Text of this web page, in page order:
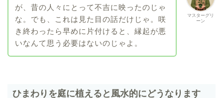
マスターグリ
ーン
が、昔の人々にとって不吉に映ったのじゃ
な。でも、これは見た目の話だけじゃ。咲
き終わったら早めに片付けると、縁起が悪
いなんて思う必要はないのじゃよ。
ひまわりを庭に植えると風水的にどうなります